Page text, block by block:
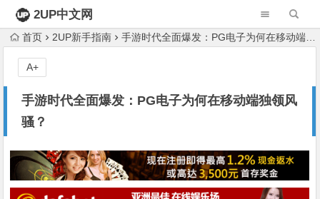
2UP中文网
首页 2UP新手指南 手游时代全面爆发：PG电子为何在移动端独领风骚？
手游时代全面爆发：PG电子为何在移动端独领风
骚？
A+